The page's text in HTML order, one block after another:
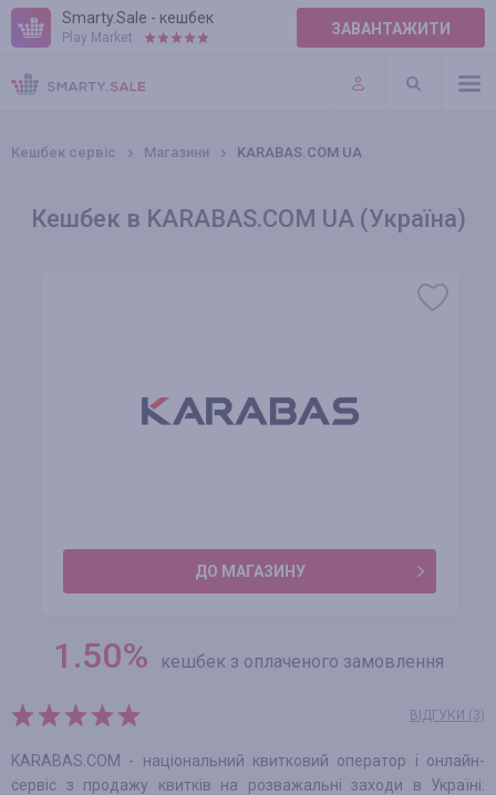
Smarty.Sale - кешбек
Play Market: ЗАВАНТАЖИТИ
ПРАВИЛА
ПЛАГІНИ
Кешбек сервіс Магазини KARABAS.COM UA
Кешбек в KARABAS.COM UA (Україна)
ДО МАГАЗИНУ
1.50% кешбек з оплаченого замовлення
ВІДГУКИ (3)
KARABAS.COM - національний квитковий оператор і онлайн-
сервіс з продажу квитків на розважальні заходи в Україні: